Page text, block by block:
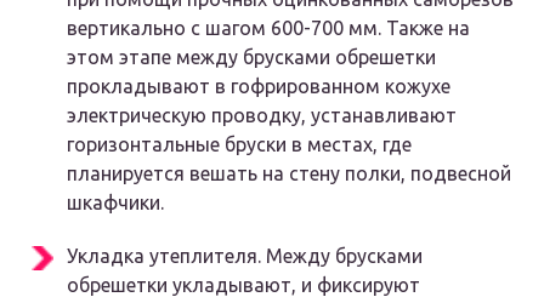
вертикально с шагом 600-700 мм. Также на
этом этапе между брусками обрешетки
прокладывают в гофрированном кожухе
электрическую проводку, устанавливают
горизонтальные бруски в местах, где
планируется вешать на стену полки, подвесной
шкафчики.
Укладка утеплителя. Между брусками
обрешетки укладывают, и фиксируют